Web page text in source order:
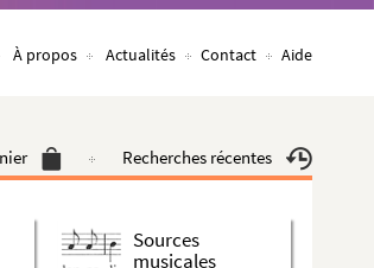
À propos Actualités Contact Aide
Recherches récentes
Sources
musicales